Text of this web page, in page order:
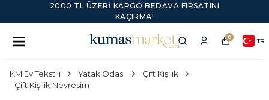
2000 TL ÜZERI KARGO BEDAVA FIRSATINI
KAÇIRMA!
0 TR
KM Ev Tekstili Yatak Odası
Çift Kişilik
Çift Kişilik Nevresim